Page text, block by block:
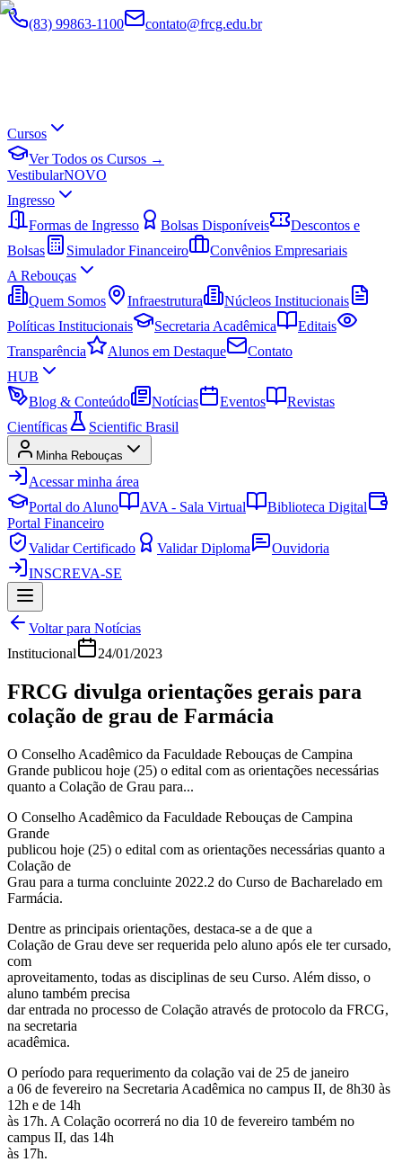
(83) 99863-1100 contato@frcg.edu.br
Cursos
Ver Todos os Cursos →
VestibularNOVO
Ingresso
Formas de Ingresso
Bolsas Disponíveis
Descontos e
Bolsas
Simulador Financeiro
Convênios Empresariais
A Rebouças
Quem Somos
Infraestrutura
Núcleos Institucionais
Políticas Institucionais
Secretaria Acadêmica
Editais
Transparência
Alunos em Destaque
Contato
HUB
Blog & Conteúdo
Notícias Eventos
Revistas
Científicas
Scientific Brasil
Minha Rebouças
Acessar minha área
Portal do Aluno
AVA - Sala Virtual
Biblioteca Digital
Portal Financeiro
Validar Certificado
Validar Diploma
Ouvidoria
INSCREVA-SE
Voltar para Notícias
Institucional
24/01/2023
FRCG divulga orientações gerais para
colação de grau de Farmácia
O Conselho Acadêmico da Faculdade Rebouças de Campina
Grande publicou hoje (25) o edital com as orientações necessárias
quanto a Colação de Grau para...
O Conselho Acadêmico da Faculdade Rebouças de Campina
Grande
publicou hoje (25) o edital com as orientações necessárias quanto a
Colação de
Grau para a turma concluinte 2022.2 do Curso de Bacharelado em
Farmácia.
Dentre as principais orientações, destaca-se a de que a
Colação de Grau deve ser requerida pelo aluno após ele ter cursado,
com
aproveitamento, todas as disciplinas de seu Curso. Além disso, o
aluno também precisa
dar entrada no processo de Colação através de protocolo da FRCG,
na secretaria
acadêmica.
O período para requerimento da colação vai de 25 de janeiro
a 06 de fevereiro na Secretaria Acadêmica no campus II, de 8h30 às
12h e de 14h
às 17h. A Colação ocorrerá no dia 10 de fevereiro também no
campus II, das 14h
às 17h.